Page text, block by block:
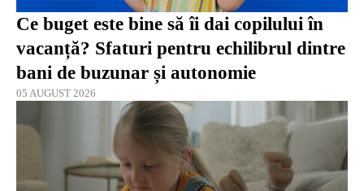
Ce buget este bine să îi dai copilului în
vacanță? Sfaturi pentru echilibrul dintre
bani de buzunar și autonomie
05 AUGUST 2026